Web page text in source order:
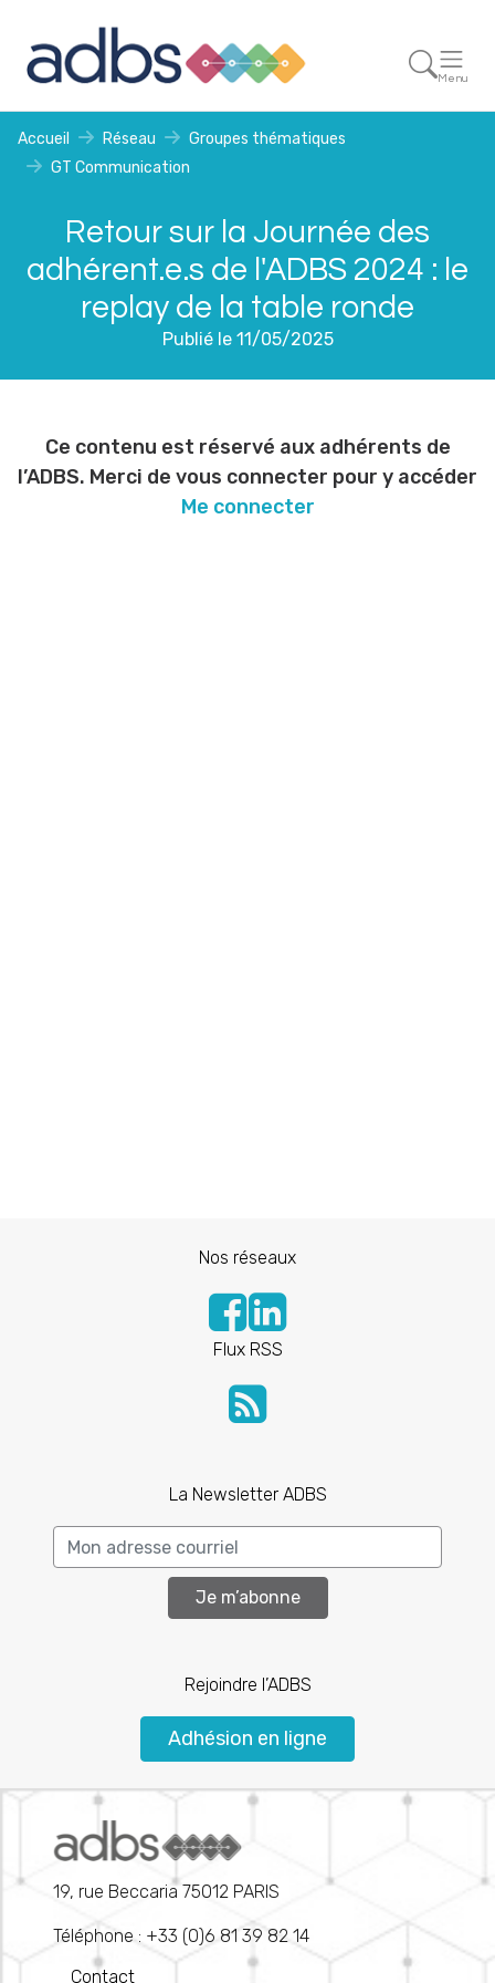
Menu
Accueil Réseau
Groupes thématiques
GT Communication
Retour sur la Journée des
adhérent.e.s de l'ADBS 2024 : le
replay de la table ronde
Publié le 11/05/2025
Ce contenu est réservé aux adhérents de
l’ADBS. Merci de vous connecter pour y accéder
Me connecter
Nos réseaux
Flux RSS
La Newsletter ADBS
Je m’abonne
Rejoindre l’ADBS
Adhésion en ligne
19, rue Beccaria 75012 PARIS
Téléphone : +33 (0)6 81 39 82 14
Contact